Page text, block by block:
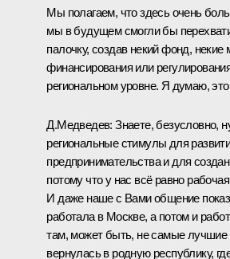
Мы полагаем, что здесь очень
мы в будущем смогли бы
палочку, создав некий фонд, некие
финансирования или
региональном уровне. Я думаю,
Д.Медведев: Знаете, безусловно,
региональные стимулы для
предпринимательства и для
потому что у нас всё равно
И даже наше с Вами общение
работала в Москве, а потом и
там, может быть, не самые лучшие
вернулась в родную республику,